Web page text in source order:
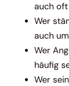
auch
Wer
auch
Wer
häufig
Wer